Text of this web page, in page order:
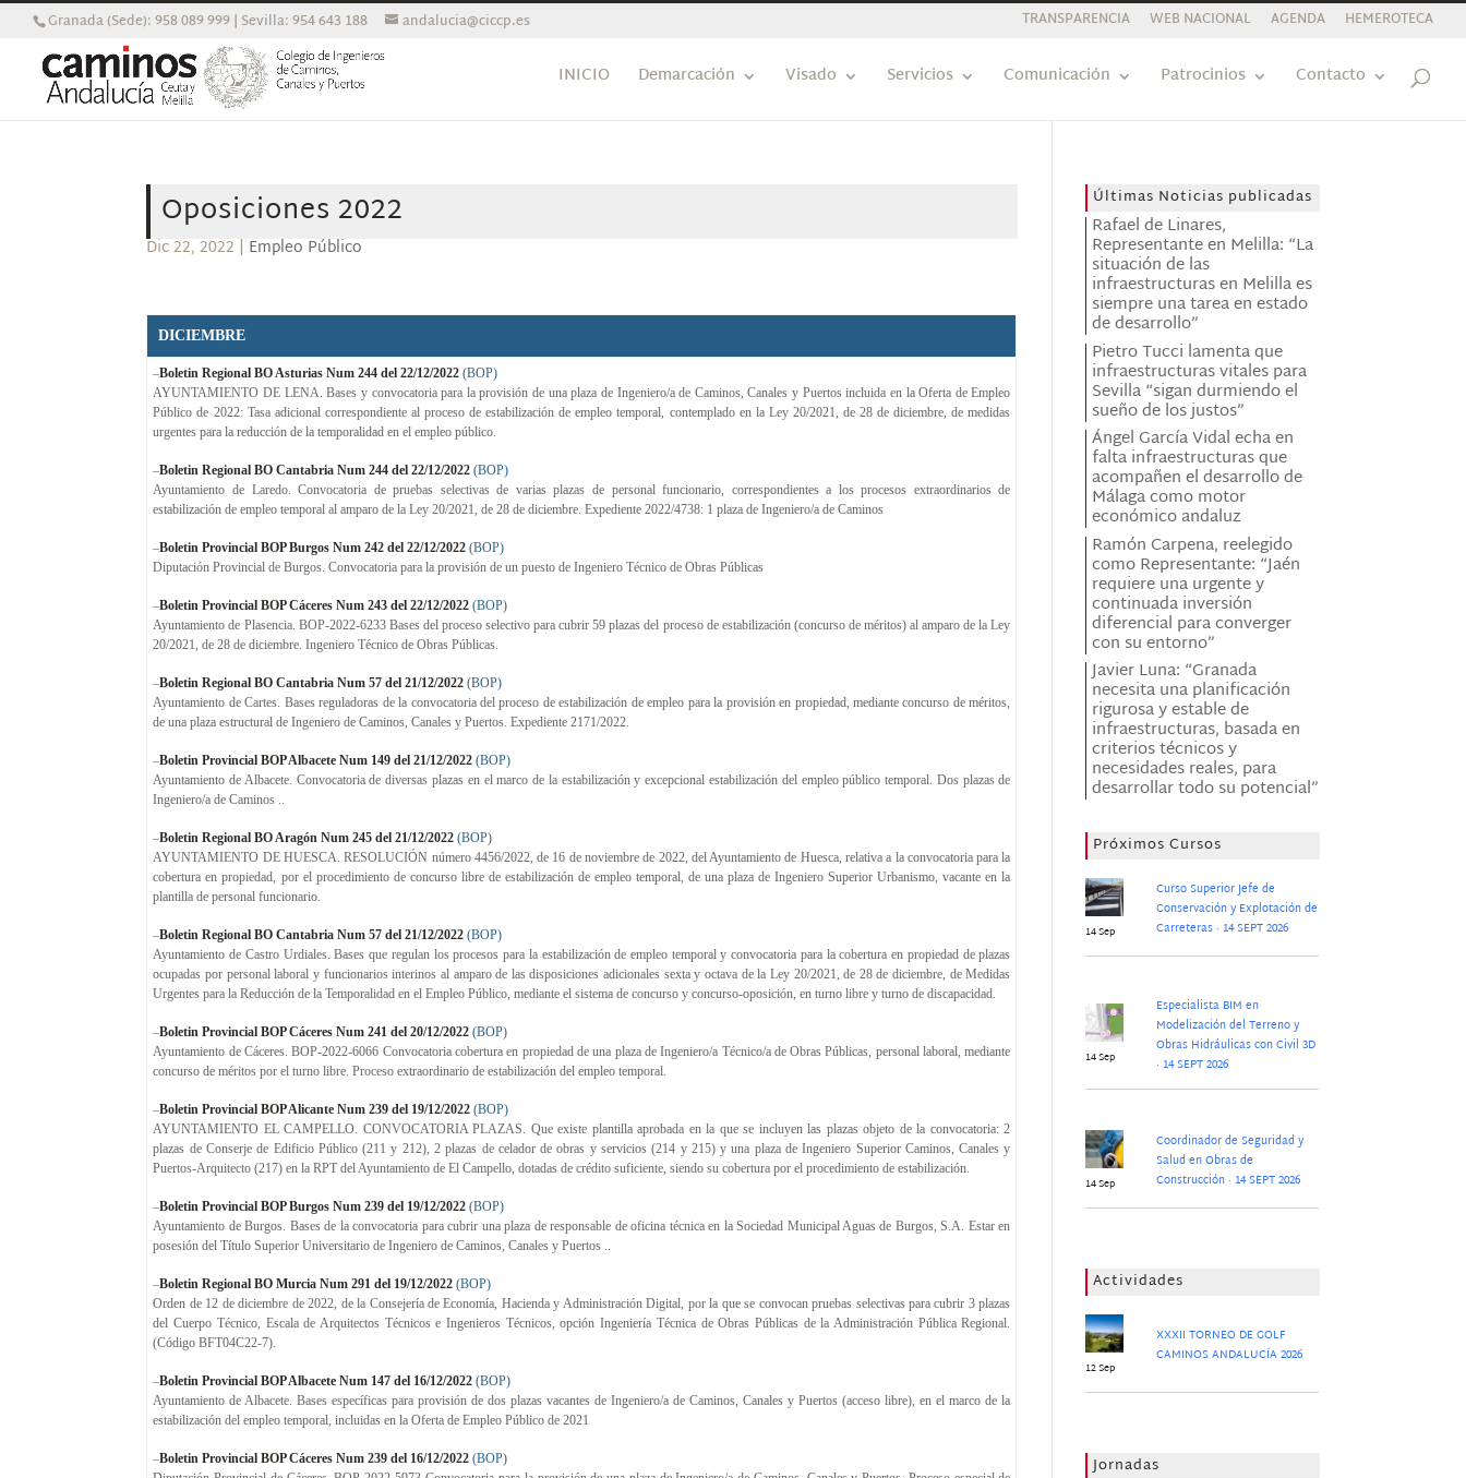
Granada (Sede): 958 089 999 | Sevilla: 954 643 188 andalucia@ciccp.es TRANSPARENCIA WEB NACIONAL AGENDA HEMEROTECA
INICIO Demarcación Visado Servicios Comunicación Patrocinios Contacto
Oposiciones 2022
Dic 22, 2022 | Empleo Público
DICIEMBRE
–Boletin Regional BO Asturias Num 244 del 22/12/2022 (BOP)
AYUNTAMIENTO DE LENA. Bases y convocatoria para la provisión de una plaza de Ingeniero/a de Caminos, Canales y Puertos incluida en la Oferta de Empleo
Público de 2022: Tasa adicional correspondiente al proceso de estabilización de empleo temporal, contemplado en la Ley 20/2021, de 28 de diciembre, de medidas
urgentes para la reducción de la temporalidad en el empleo público.
–Boletin Regional BO Cantabria Num 244 del 22/12/2022 (BOP)
Ayuntamiento de Laredo. Convocatoria de pruebas selectivas de varias plazas de personal funcionario, correspondientes a los procesos extraordinarios de
estabilización de empleo temporal al amparo de la Ley 20/2021, de 28 de diciembre. Expediente 2022/4738: 1 plaza de Ingeniero/a de Caminos
–Boletin Provincial BOP Burgos Num 242 del 22/12/2022 (BOP)
Diputación Provincial de Burgos. Convocatoria para la provisión de un puesto de Ingeniero Técnico de Obras Públicas
–Boletin Provincial BOP Cáceres Num 243 del 22/12/2022 (BOP)
Ayuntamiento de Plasencia. BOP-2022-6233 Bases del proceso selectivo para cubrir 59 plazas del proceso de estabilización (concurso de méritos) al amparo de la Ley
20/2021, de 28 de diciembre. Ingeniero Técnico de Obras Públicas.
–Boletin Regional BO Cantabria Num 57 del 21/12/2022 (BOP)
Ayuntamiento de Cartes. Bases reguladoras de la convocatoria del proceso de estabilización de empleo para la provisión en propiedad, mediante concurso de méritos,
de una plaza estructural de Ingeniero de Caminos, Canales y Puertos. Expediente 2171/2022.
–Boletin Provincial BOP Albacete Num 149 del 21/12/2022 (BOP)
Ayuntamiento de Albacete. Convocatoria de diversas plazas en el marco de la estabilización y excepcional estabilización del empleo público temporal. Dos plazas de
Ingeniero/a de Caminos ..
–Boletin Regional BO Aragón Num 245 del 21/12/2022 (BOP)
AYUNTAMIENTO DE HUESCA. RESOLUCIÓN número 4456/2022, de 16 de noviembre de 2022, del Ayuntamiento de Huesca, relativa a la convocatoria para la
cobertura en propiedad, por el procedimiento de concurso libre de estabilización de empleo temporal, de una plaza de Ingeniero Superior Urbanismo, vacante en la
plantilla de personal funcionario.
–Boletin Regional BO Cantabria Num 57 del 21/12/2022 (BOP)
Ayuntamiento de Castro Urdiales. Bases que regulan los procesos para la estabilización de empleo temporal y convocatoria para la cobertura en propiedad de plazas
ocupadas por personal laboral y funcionarios interinos al amparo de las disposiciones adicionales sexta y octava de la Ley 20/2021, de 28 de diciembre, de Medidas
Urgentes para la Reducción de la Temporalidad en el Empleo Público, mediante el sistema de concurso y concurso-oposición, en turno libre y turno de discapacidad.
–Boletin Provincial BOP Cáceres Num 241 del 20/12/2022 (BOP)
Ayuntamiento de Cáceres. BOP-2022-6066 Convocatoria cobertura en propiedad de una plaza de Ingeniero/a Técnico/a de Obras Públicas, personal laboral, mediante
concurso de méritos por el turno libre. Proceso extraordinario de estabilización del empleo temporal.
–Boletin Provincial BOP Alicante Num 239 del 19/12/2022 (BOP)
AYUNTAMIENTO EL CAMPELLO. CONVOCATORIA PLAZAS. Que existe plantilla aprobada en la que se incluyen las plazas objeto de la convocatoria: 2
plazas de Conserje de Edificio Público (211 y 212), 2 plazas de celador de obras y servicios (214 y 215) y una plaza de Ingeniero Superior Caminos, Canales y
Puertos-Arquitecto (217) en la RPT del Ayuntamiento de El Campello, dotadas de crédito suficiente, siendo su cobertura por el procedimiento de estabilización.
–Boletin Provincial BOP Burgos Num 239 del 19/12/2022 (BOP)
Ayuntamiento de Burgos. Bases de la convocatoria para cubrir una plaza de responsable de oficina técnica en la Sociedad Municipal Aguas de Burgos, S.A. Estar en
posesión del Título Superior Universitario de Ingeniero de Caminos, Canales y Puertos ..
–Boletin Regional BO Murcia Num 291 del 19/12/2022 (BOP)
Orden de 12 de diciembre de 2022, de la Consejería de Economía, Hacienda y Administración Digital, por la que se convocan pruebas selectivas para cubrir 3 plazas
del Cuerpo Técnico, Escala de Arquitectos Técnicos e Ingenieros Técnicos, opción Ingeniería Técnica de Obras Públicas de la Administración Pública Regional.
(Código BFT04C22-7).
–Boletin Provincial BOP Albacete Num 147 del 16/12/2022 (BOP)
Ayuntamiento de Albacete. Bases específicas para provisión de dos plazas vacantes de Ingeniero/a de Caminos, Canales y Puertos (acceso libre), en el marco de la
estabilización del empleo temporal, incluidas en la Oferta de Empleo Público de 2021
–Boletin Provincial BOP Cáceres Num 239 del 16/12/2022 (BOP)
Últimas Noticias publicadas
Rafael de Linares,
Representante en Melilla: “La
situación de las
infraestructuras en Melilla es
siempre una tarea en estado
de desarrollo”
Pietro Tucci lamenta que
infraestructuras vitales para
Sevilla “sigan durmiendo el
sueño de los justos”
Ángel García Vidal echa en
falta infraestructuras que
acompañen el desarrollo de
Málaga como motor
económico andaluz
Ramón Carpena, reelegido
como Representante: “Jaén
requiere una urgente y
continuada inversión
diferencial para converger
con su entorno”
Javier Luna: “Granada
necesita una planificación
rigurosa y estable de
infraestructuras, basada en
criterios técnicos y
necesidades reales, para
desarrollar todo su potencial”
Próximos Cursos
14 Sep
Curso Superior Jefe de
Conservación y Explotación de
Carreteras · 14 SEPT 2026
14 Sep
Especialista BIM en
Modelización del Terreno y
Obras Hidráulicas con Civil 3D
· 14 SEPT 2026
14 Sep
Coordinador de Seguridad y
Salud en Obras de
Construcción · 14 SEPT 2026
Actividades
12 Sep
XXXII TORNEO DE GOLF
CAMINOS ANDALUCÍA 2026
Jornadas